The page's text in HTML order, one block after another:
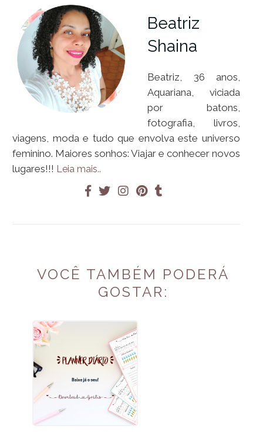
Beatriz
Shaina
Beatriz, 36 anos,
Aquariana, viciada
por batons,
fotografia, livros,
viagens, moda e tudo que envolva este universo
feminino. Maiores sonhos: Viajar e conhecer novos
lugares!!! Leia mais..
VOCÊ TAMBÉM PODERÁ
GOSTAR: